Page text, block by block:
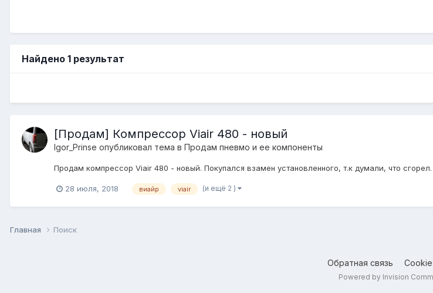
Найдено 1 результат
[Продам] Компрессор Viair 480 - новый
Igor_Prinse опубликовал тема в Продам пневмо и ее компоненты
Продам компрессор Viair 480 - новый. Покупался взамен установленного, т.к думали, что
28 июля, 2018 виайр viair (и ещё 2 )
Главная Поиск
Обратная связь
Powered by Invision